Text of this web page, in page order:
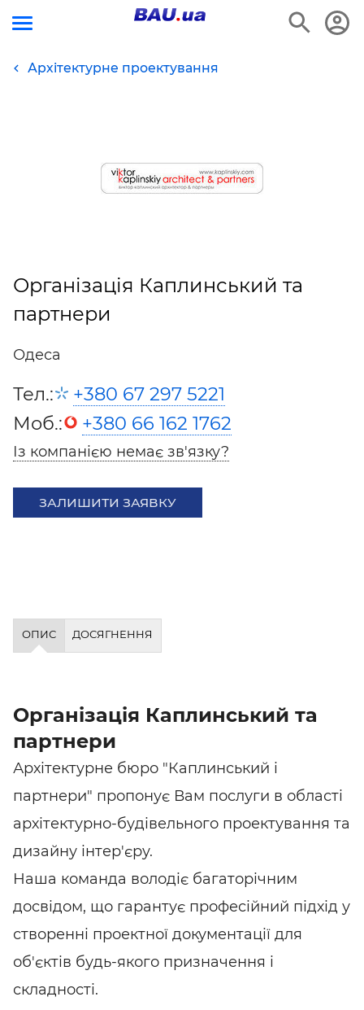
Архітектурне проектування
Організація Каплинський та
партнери
Одеса
Тел.:
+380 67 297 5221
Моб.:
+380 66 162 1762
Із компанією немає зв'язку?
ЗАЛИШИТИ ЗАЯВКУ
ОПИС ДОСЯГНЕННЯ
Організація Каплинський та
партнери
Архітектурне бюро "Каплинський і
партнери" пропонує Вам послуги в області
архітектурно-будівельного проектування та
дизайну інтер'єру.
Наша команда володіє багаторічним
досвідом, що гарантує професійний підхід у
створенні проектної документації для
об'єктів будь-якого призначення і
складності.